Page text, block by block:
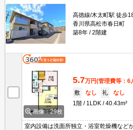
高徳線/木太町駅 徒歩
香川県高松市春日町
築8年
2階建
画像：29枚
5.7万円(管理費等：
敷
なし 礼
なし
1階
1LDK 40.43m²
室内設備は洗面所独立・浴室乾燥機など